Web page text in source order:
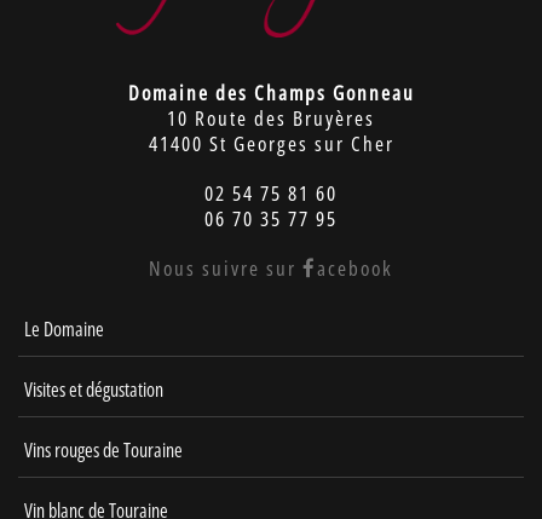
Domaine des Champs Gonneau
10 Route des Bruyères
41400 St Georges sur Cher
02 54 75 81 60
06 70 35 77 95
Nous suivre sur
acebook
Le Domaine
Visites et dégustation
Vins rouges de Touraine
Vin blanc de Touraine